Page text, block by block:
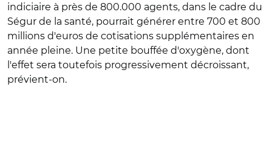
indiciaire à près de 800.000 agents, dans le cadre du
Ségur de la santé, pourrait générer entre 700 et 800
millions d'euros de cotisations supplémentaires en
année pleine. Une petite bouffée d'oxygène, dont
l'effet sera toutefois progressivement décroissant,
prévient-on.